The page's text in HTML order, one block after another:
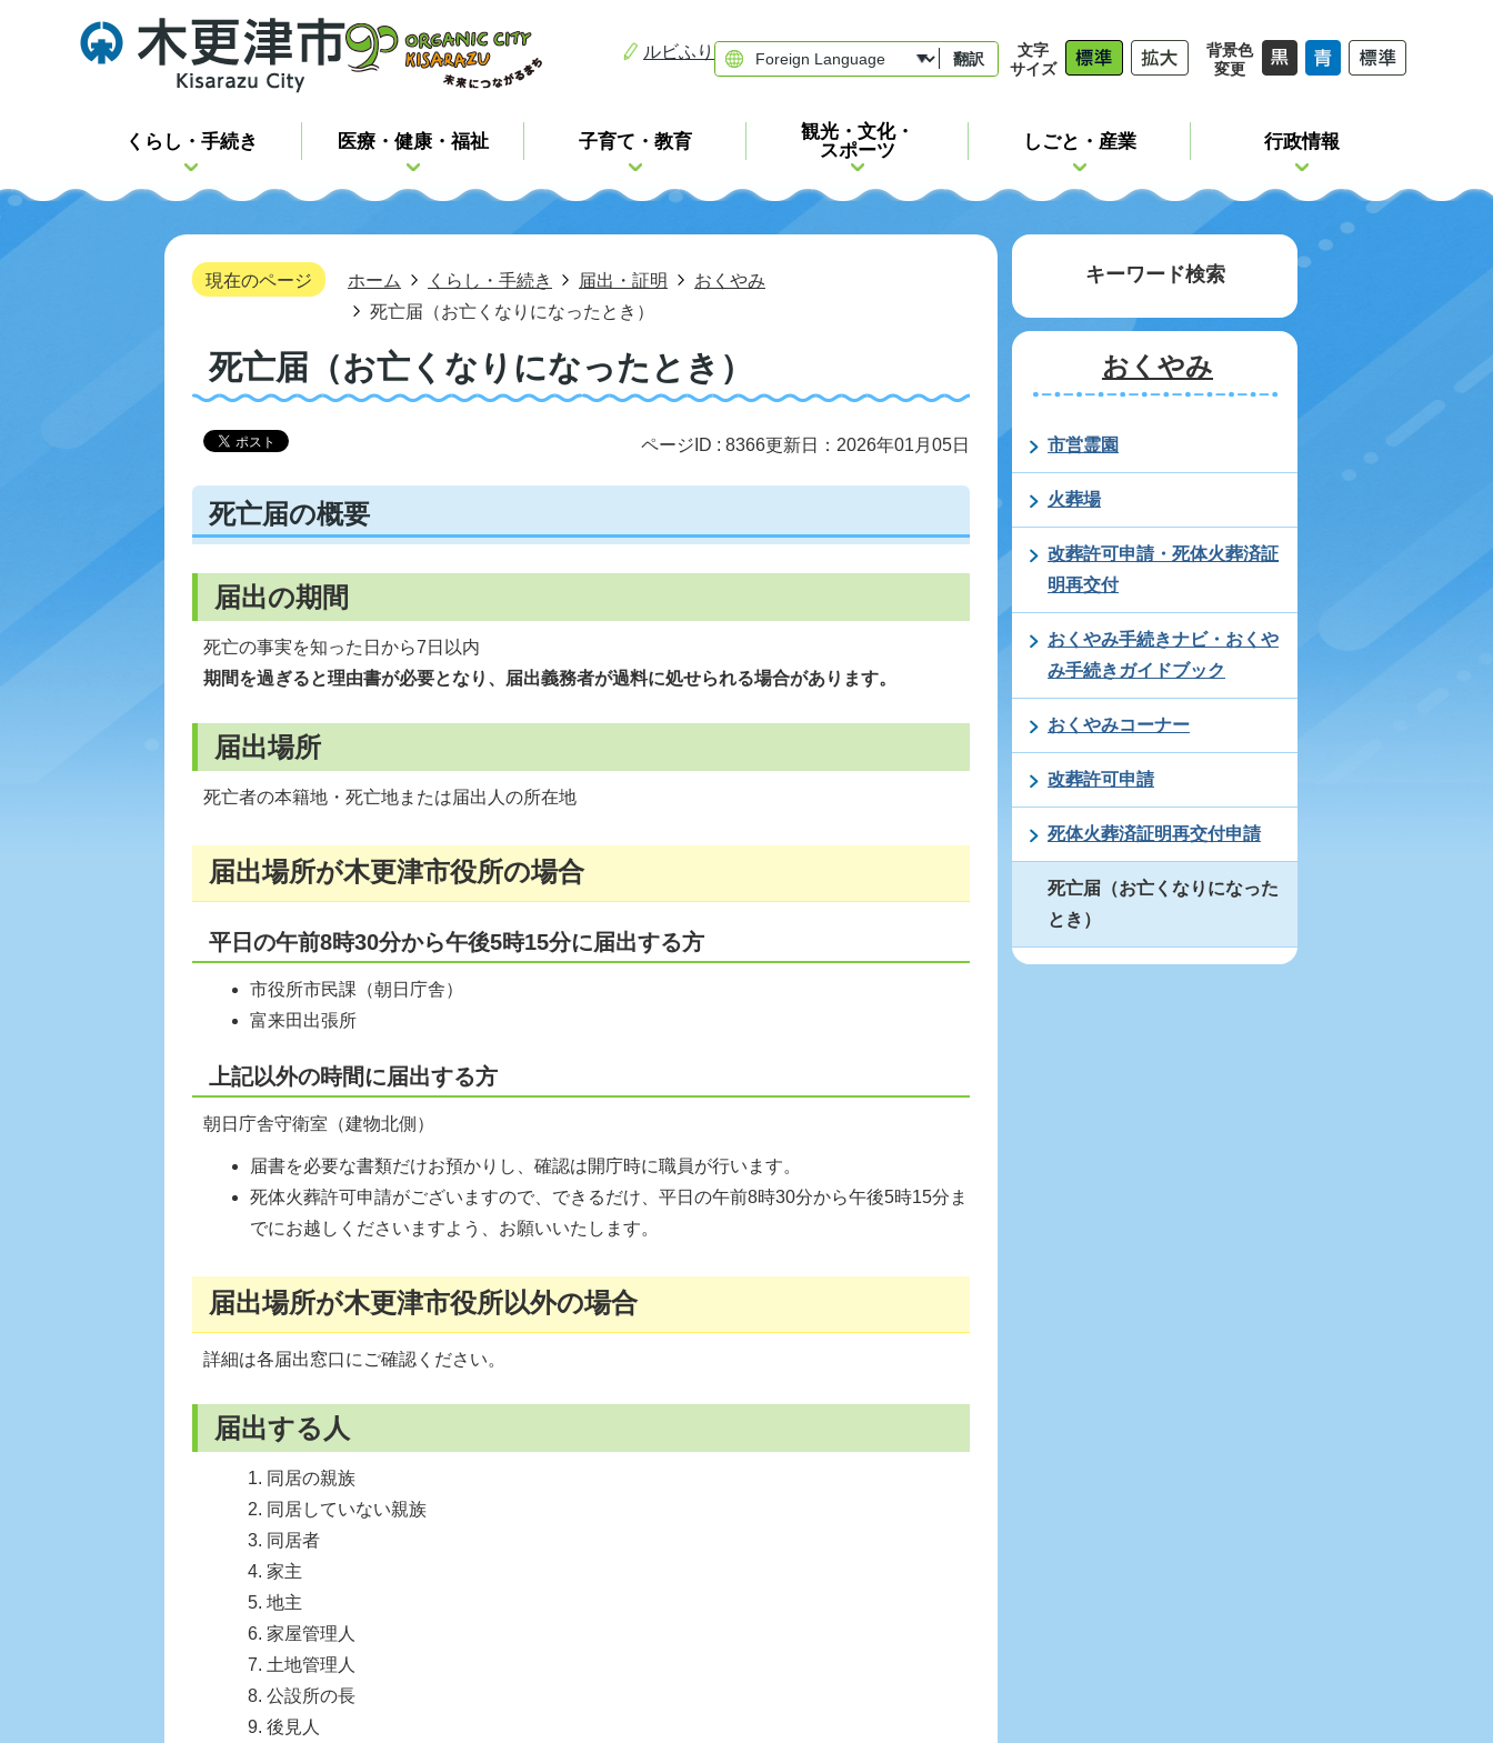
ルビふり 翻訳
文字
サイズ
背景色
変更
くらし・手続き 医療・健康・福祉 子育て・教育
観光・文化・
スポーツ
しごと・産業 行政情報
現在のページ ホーム くらし・手続き 届出・証明
おくやみ
死亡届（お亡くなりになったとき）
死亡届（お亡くなりになったとき）
ページID : 8366更新日：2026年01月05日
死亡届の概要
届出の期間
死亡の事実を知った日から7日以内
期間を過ぎると理由書が必要となり、届出義務者が過料に処せられる場合があります。
届出場所
死亡者の本籍地・死亡地または届出人の所在地
届出場所が木更津市役所の場合
平日の午前8時30分から午後5時15分に届出する方
市役所市民課（朝日庁舎）
富来田出張所
上記以外の時間に届出する方
朝日庁舎守衛室（建物北側）
届書を必要な書類だけお預かりし、確認は開庁時に職員が行います。
死体火葬許可申請がございますので、できるだけ、平日の午前8時30分から午後5時15分ま
でにお越しくださいますよう、お願いいたします。
届出場所が木更津市役所以外の場合
詳細は各届出窓口にご確認ください。
届出する人
同居の親族
同居していない親族
同居者
家主
地主
家屋管理人
土地管理人
公設所の長
後見人
キーワード検索
おくやみ
市営霊園
火葬場
改葬許可申請・死体火葬済証
明再交付
おくやみ手続きナビ・おくや
み手続きガイドブック
おくやみコーナー
改葬許可申請
死体火葬済証明再交付申請
死亡届（お亡くなりになった
とき）